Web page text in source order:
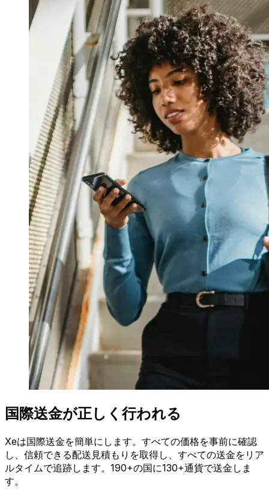
国際送金が正しく行われる
Xeは国際送金を簡単にします。すべての価格を事前に確認
し、信頼できる配送見積もりを取得し、すべての送金をリア
ルタイムで追跡します。190+の国に130+通貨で送金しま
す。